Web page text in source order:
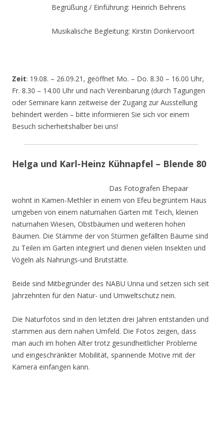
Begrüßung / Einführung: Heinrich Behrens
Musikalische Begleitung: Kirstin Donkervoort
Zeit: 19.08. – 26.09.21, geöffnet Mo. – Do. 8.30 – 16.00 Uhr,
Fr. 8.30 – 14.00 Uhr und nach Vereinbarung (durch Tagungen
oder Seminare kann zeitweise der Zugang zur Ausstellung
behindert werden – bitte informieren Sie sich vor einem
Besuch sicherheitshalber bei uns!
Helga und Karl-Heinz Kühnapfel – Blende 80
Das Fotografen Ehepaar
wohnt in Kamen-Methler in einem von Efeu begrüntem Haus
umgeben von einem naturnahen Garten mit Teich, kleinen
naturnahen Wiesen, Obstbäumen und weiteren hohen
Bäumen. Die Stämme der von Stürmen gefällten Bäume sind
zu Teilen im Garten integriert und dienen vielen Insekten und
Vögeln als Nahrungs-und Brutstätte.
Beide sind Mitbegründer des NABU Unna und setzen sich seit
Jahrzehnten für den Natur- und Umweltschutz nein.
Die Naturfotos sind in den letzten drei Jahren entstanden und
stammen aus dem nahen Umfeld. Die Fotos zeigen, dass
man auch im hohen Alter trotz gesundheitlicher Probleme
und eingeschränkter Mobilität, spannende Motive mit der
Kamera einfangen kann.